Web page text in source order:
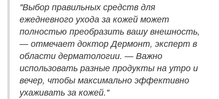
"Выбор правильных средств для
ежедневного ухода за кожей может
полностью преобразить вашу внешность,
— отмечает доктор Дермонт, эксперт в
области дерматологии. — Важно
использовать разные продукты на утро и
вечер, чтобы максимально эффективно
ухаживать за кожей."